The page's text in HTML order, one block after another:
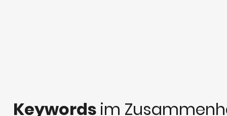
Keywords im